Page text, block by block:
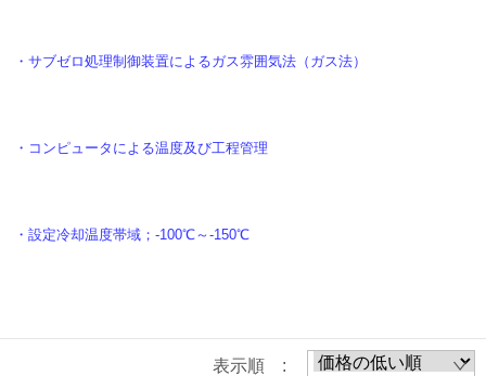
・サブゼロ処理制御装置によるガス雰囲気法（ガス法）
・コンピュータによる温度及び工程管理
・設定冷却温度帯域；-100℃～-150℃
表示順 :